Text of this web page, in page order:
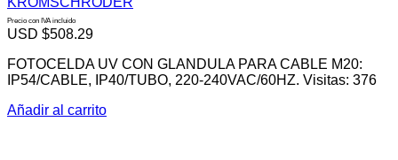
Precio con IVA incluido
USD $508.29
FOTOCELDA UV CON GLANDULA PARA CABLE M20:
IP54/CABLE, IP40/TUBO, 220-240VAC/60HZ. Visitas: 376
Añadir al carrito